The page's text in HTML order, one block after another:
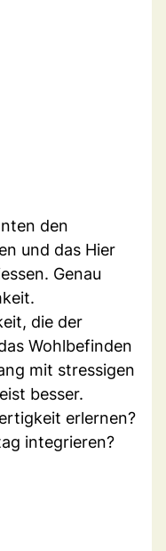
den
und das Hier
Genau
die der
Wohlbefinden
mit stressigen
besser.
erlernen?
integrieren?